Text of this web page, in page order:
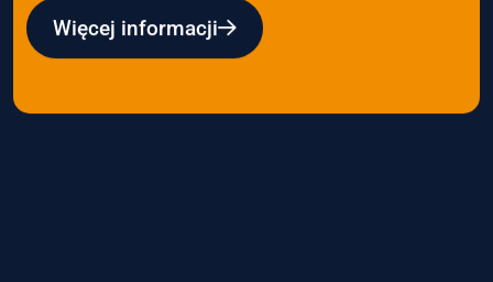
Więcej informacji